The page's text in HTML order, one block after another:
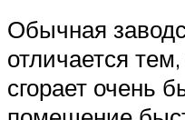
Обычная
отличается
сгорает очень